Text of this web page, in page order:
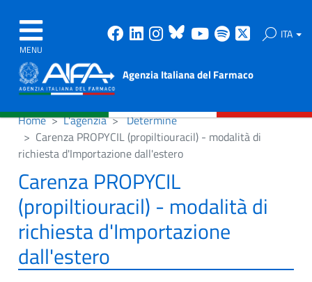
MENU
Facebook
Linkedin
Instagram
Bluesky
Youtube
Spotify ITA
Agenzia Italiana del Farmaco
Home L'agenzia
Determine
Carenza PROPYCIL (propiltiouracil) - modalità di
richiesta d'Importazione dall'estero
Carenza PROPYCIL
(propiltiouracil) - modalità di
richiesta d'Importazione
dall'estero